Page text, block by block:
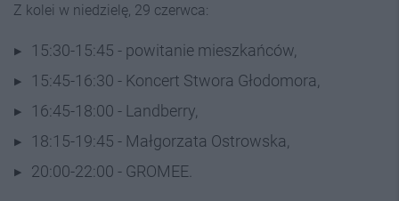
Z kolei w niedzielę, 29 czerwca:
15:30-15:45 - powitanie mieszkańców,
15:45-16:30 - Koncert Stwora Głodomora,
16:45-18:00 - Landberry,
18:15-19:45 - Małgorzata Ostrowska,
20:00-22:00 - GROMEE.